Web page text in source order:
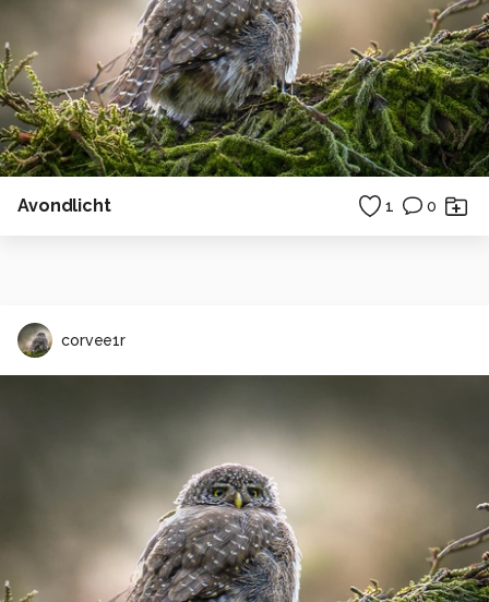
Avondlicht 1 0
corvee1r